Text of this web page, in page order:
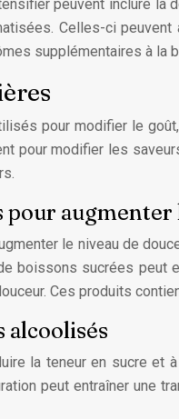
peuvent inclure la
Celles-ci
supplémentaires à la
pour modifier le
pour modifier les
augmenter
le niveau de
boissons sucrées peut
Ces produits
alcoolisés
la teneur en sucre
peut entraîner une